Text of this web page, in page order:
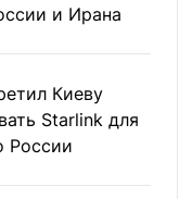
и Ирана
Киеву
Starlink для
России